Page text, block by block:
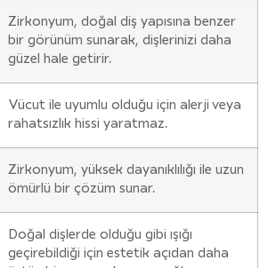
Zirkonyum, doğal diş yapısına benzer
bir görünüm sunarak, dişlerinizi daha
güzel hale getirir.
Vücut ile uyumlu olduğu için alerji veya
rahatsızlık hissi yaratmaz.
Zirkonyum, yüksek dayanıklılığı ile uzun
ömürlü bir çözüm sunar.
Doğal dişlerde olduğu gibi ışığı
geçirebildiği için estetik açıdan daha